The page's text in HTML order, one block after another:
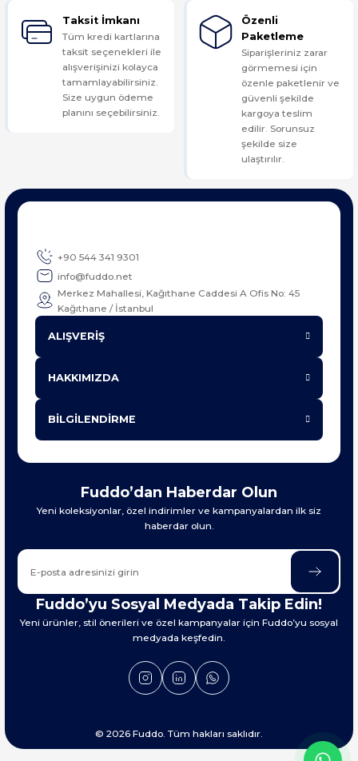
Taksit İmkanı
Tüm kredi kartlarına
taksit seçenekleri ile
alışverişinizi kolayca
tamamlayabilirsiniz.
Size uygun ödeme
planını seçebilirsiniz.
Özenli
Paketleme
Siparişleriniz zarar
görmemesi için
özenle paketlenir ve
güvenli şekilde
kargoya teslim
edilir. Sorunsuz
şekilde size
ulaştırılır.
+90 544 341 9301
info@fuddo.net
Merkez Mahallesi, Kağıthane Caddesi A Ofis No: 45
Kağıthane / İstanbul
ALIŞVERİŞ
HAKKIMIZDA
BİLGİLENDİRME
Fuddo’dan Haberdar Olun
Yeni koleksiyonlar, özel indirimler ve kampanyalardan ilk siz
haberdar olun.
Fuddo’yu Sosyal Medyada Takip Edin!
Yeni ürünler, stil önerileri ve özel kampanyalar için Fuddo’yu sosyal
medyada keşfedin.
© 2026 Fuddo. Tüm hakları saklıdır.